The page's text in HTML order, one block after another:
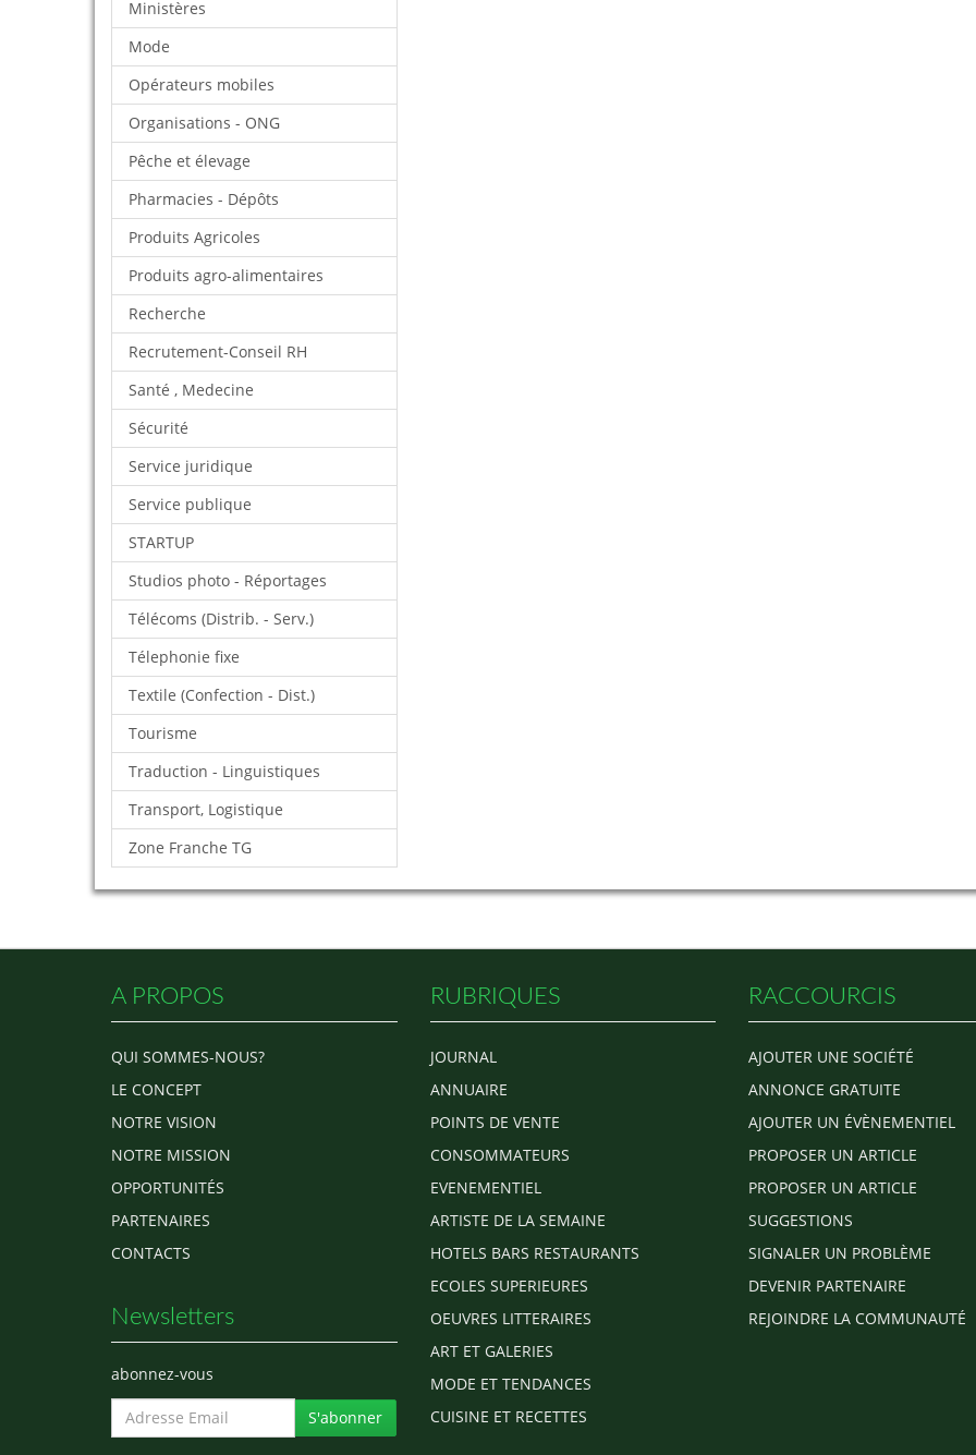
Ministères
Mode
Opérateurs mobiles
Organisations - ONG
Pêche et élevage
Pharmacies - Dépôts
Produits Agricoles
Produits agro-alimentaires
Recherche
Recrutement-Conseil RH
Santé , Medecine
Sécurité
Service juridique
Service publique
STARTUP
Studios photo - Réportages
Télécoms (Distrib. - Serv.)
Télephonie fixe
Textile (Confection - Dist.)
Tourisme
Traduction - Linguistiques
Transport, Logistique
Zone Franche TG
A PROPOS
QUI SOMMES-NOUS?
LE CONCEPT
NOTRE VISION
NOTRE MISSION
OPPORTUNITÉS
PARTENAIRES
CONTACTS
Newsletters
abonnez-vous
S'abonner
RUBRIQUES
JOURNAL
ANNUAIRE
POINTS DE VENTE
CONSOMMATEURS
EVENEMENTIEL
ARTISTE DE LA SEMAINE
HOTELS BARS RESTAURANTS
ECOLES SUPERIEURES
OEUVRES LITTERAIRES
ART ET GALERIES
MODE ET TENDANCES
CUISINE ET RECETTES
RACCOURCIS
AJOUTER UNE SOCIÉTÉ
ANNONCE GRATUITE
AJOUTER UN ÉVÈNEMENTIEL
PROPOSER UN ARTICLE
PROPOSER UN ARTICLE
SUGGESTIONS
SIGNALER UN PROBLÈME
DEVENIR PARTENAIRE
REJOINDRE LA COMMUNAUTÉ